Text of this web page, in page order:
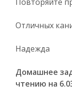
Отличных
Надежда
Домашнее
чтению на